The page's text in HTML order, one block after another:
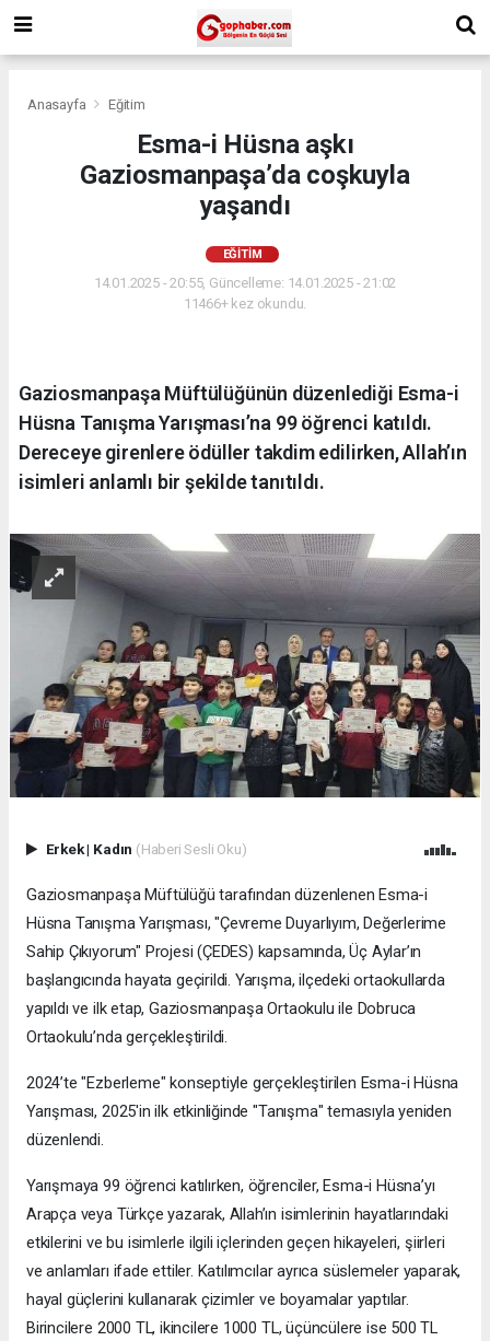
Anasayfa Eğitim
Esma-i Hüsna aşkı
Gaziosmanpaşa’da coşkuyla
yaşandı
EĞITIM
14.01.2025 - 20:55, Güncelleme: 14.01.2025 - 21:02
11466+ kez okundu.
Gaziosmanpaşa Müftülüğünün düzenlediği Esma-i
Hüsna Tanışma Yarışması’na 99 öğrenci katıldı.
Dereceye girenlere ödüller takdim edilirken, Allah’ın
isimleri anlamlı bir şekilde tanıtıldı.
Erkek| Kadın (Haberi Sesli Oku)
Gaziosmanpaşa Müftülüğü tarafından düzenlenen Esma-i
Hüsna Tanışma Yarışması, "Çevreme Duyarlıyım, Değerlerime
Sahip Çıkıyorum" Projesi (ÇEDES) kapsamında, Üç Aylar’ın
başlangıcında hayata geçirildi. Yarışma, ilçedeki ortaokullarda
yapıldı ve ilk etap, Gaziosmanpaşa Ortaokulu ile Dobruca
Ortaokulu’nda gerçekleştirildi.
2024’te "Ezberleme" konseptiyle gerçekleştirilen Esma-i Hüsna
Yarışması, 2025'in ilk etkinliğinde "Tanışma" temasıyla yeniden
düzenlendi.
Yarışmaya 99 öğrenci katılırken, öğrenciler, Esma-i Hüsna’yı
Arapça veya Türkçe yazarak, Allah’ın isimlerinin hayatlarındaki
etkilerini ve bu isimlerle ilgili içlerinden geçen hikayeleri, şiirleri
ve anlamları ifade ettiler. Katılımcılar ayrıca süslemeler yaparak,
hayal güçlerini kullanarak çizimler ve boyamalar yaptılar.
Birincilere 2000 TL, ikincilere 1000 TL, üçüncülere ise 500 TL